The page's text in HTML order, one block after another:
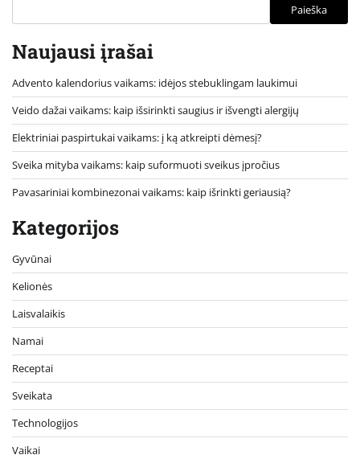
Paieška
Naujausi įrašai
Advento kalendorius vaikams: idėjos stebuklingam laukimui
Veido dažai vaikams: kaip išsirinkti saugius ir išvengti alergijų
Elektriniai paspirtukai vaikams: į ką atkreipti dėmesį?
Sveika mityba vaikams: kaip suformuoti sveikus įpročius
Pavasariniai kombinezonai vaikams: kaip išrinkti geriausią?
Kategorijos
Gyvūnai
Kelionės
Laisvalaikis
Namai
Receptai
Sveikata
Technologijos
Vaikai